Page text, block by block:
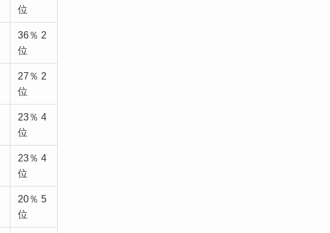
位
36％ 2
位
27％ 2
位
23％ 4
位
23％ 4
位
20％ 5
位